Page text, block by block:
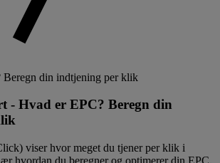
Beregn din indtjening per klik
- Hvad er EPC? Beregn din
viser hvor meget du tjener per klik i
hvordan du beregner og optimerer din EPC.